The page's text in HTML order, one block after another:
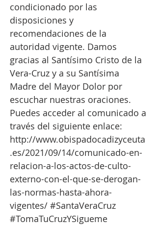
condicionado por las
disposiciones y
recomendaciones de la
autoridad vigente. Damos
gracias al Santísimo Cristo de la
Vera-Cruz y a su Santísima
Madre del Mayor Dolor por
escuchar nuestras oraciones.
Puedes acceder al comunicado a
través del siguiente enlace:
http://www.obispadocadizyceuta
.es/2021/09/14/comunicado-en-
relacion-a-los-actos-de-culto-
externo-con-el-que-se-derogan-
las-normas-hasta-ahora-
vigentes/ #SantaVeraCruz
#TomaTuCruzYSigueme